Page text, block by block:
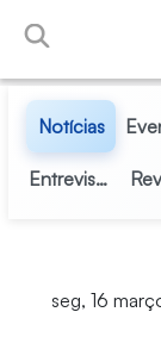
Pular para o
Notícias
Entrevistas
seg, 16